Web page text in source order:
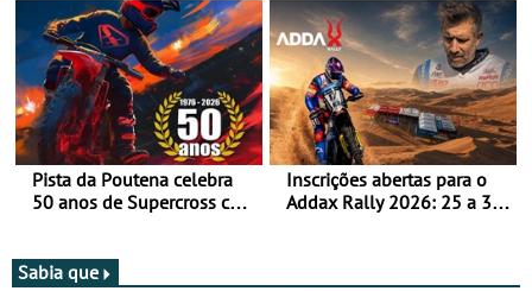
moto elétrica
Pista da Poutena celebra
50 anos de Supercross com
Inscrições abertas para o
Addax Rally 2026: 25 a 30
Sabia que